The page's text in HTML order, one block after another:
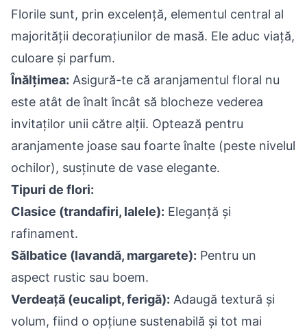
Florile sunt, prin excelență, elementul central al
majorității decorațiunilor de masă. Ele aduc viață,
culoare și parfum.
Înălțimea: Asigură-te că aranjamentul floral nu
este atât de înalt încât să blocheze vederea
invitaților unii către alții. Optează pentru
aranjamente joase sau foarte înalte (peste nivelul
ochilor), susținute de vase elegante.
Tipuri de flori:
Clasice (trandafiri, lalele): Eleganță și
rafinament.
Sălbatice (lavandă, margarete): Pentru un
aspect rustic sau boem.
Verdeață (eucalipt, ferigă): Adaugă textură și
volum, fiind o opțiune sustenabilă și tot mai